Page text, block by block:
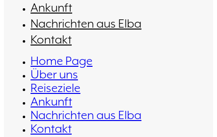
Ankunft
Nachrichten aus Elba
Kontakt
Home Page
Über uns
Reiseziele
Ankunft
Nachrichten aus Elba
Kontakt